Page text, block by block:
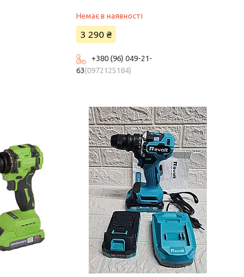
Немає в наявності
3 290 ₴
+380 (96) 049-21-
63 0972125184